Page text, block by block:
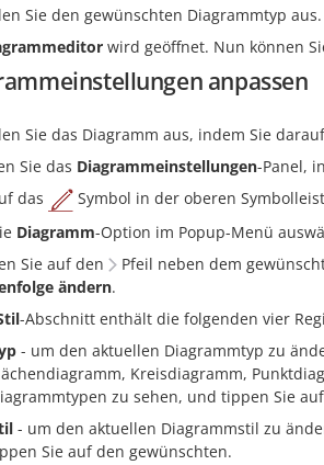
Sie den gewünschten Diagrammtyp aus.
wird geöffnet. Nun können
anpassen
Sie das Diagramm aus, indem Sie
Sie das Diagrammeinstellungen-Panel,
das
Symbol in der oberen
Diagramm-Option im Popup-Menü
Sie auf den
Pfeil neben dem
ändern.
-Abschnitt enthält die folgenden vier
- um den aktuellen Diagrammtyp zu
Kreisdiagramm,
zu sehen, und tippen Sie
- um den aktuellen Diagrammstil zu
Sie auf den gewünschten.